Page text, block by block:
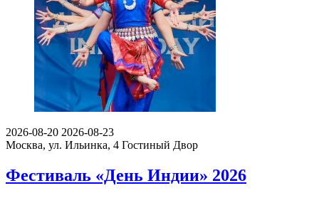
2026-08-20 2026-08-23
Москва, ул. Ильинка, 4 Гостиный Двор
Фестиваль «День Индии» 2026